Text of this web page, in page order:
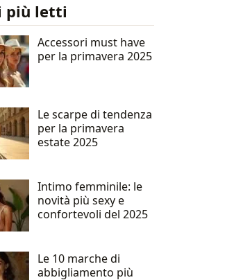
più letti
Accessori must have
per la primavera 2025
Le scarpe di tendenza
per la primavera
estate 2025
Intimo femminile: le
novità più sexy e
confortevoli del 2025
Le 10 marche di
abbigliamento più